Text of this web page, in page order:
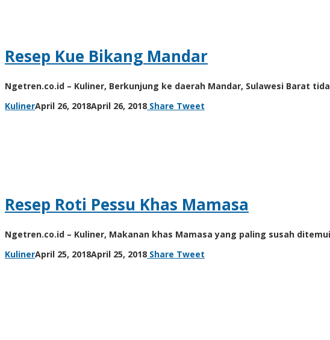
Resep Kue Bikang Mandar
Ngetren.co.id – Kuliner, Berkunjung ke daerah Mandar, Sulawesi Barat
KulinerApril 26, 2018April 26, 2018by
Share Tweet
Resep Roti Pessu Khas Mamasa
Ngetren.co.id – Kuliner, Makanan khas Mamasa yang paling susah
KulinerApril 25, 2018April 25, 2018by
Share Tweet